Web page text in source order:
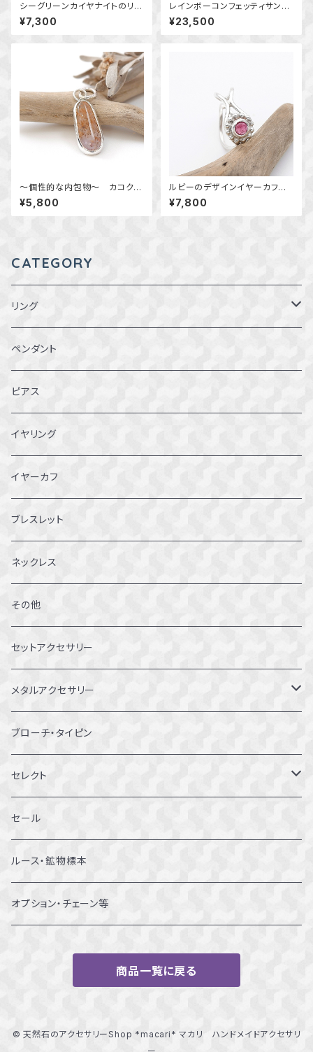
シーグリーンカイヤナイトのリン
グ 11.5号 ～真鍮と銀の指輪
～ 天然石アクセサリー 一点
¥7,300
レインボーコンフェッティサンス
トーンの粒飾りペンダント ～舞
い踊る七色紙吹雪～ 天然石
アクセサリー 一点物 macar
¥23,500
～個性的な内包物～ カコクセ
ナイトインアメジストのペンダン
ト 天然石アクセサリー 一点
物
¥5,800
ルビーのデザインイヤーカフ
～7月の誕生石～ 天然石アク
セサリー 一点物 macari
¥7,800
CATEGORY
リング
1～1.5号
2～2.5号
3~3.5号
4～4.5号
5～5.5号
6～6.5号
7～7.5号
8～8.5号
9～9.5号
10～10.5号
11～11.5号
12～12.5号
13～13.5号
14～14.5号
17～17.5号
ペンダント
ピアス
イヤリング
イヤーカフ
ブレスレット
ネックレス
その他
セットアクセサリー
メタルアクセサリー
ピアス
リング
ブローチ・タイピン
セレクト
ブレスレット
セール
ルース・鉱物標本
オプション・チェーン等
商品一覧に戻る
© 天然石のアクセサリーShop *macari* マカリ ハンドメイドアクセサリ